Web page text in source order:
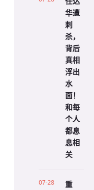
华遭
刺
杀，
背后
真相
浮出
水
面！
和每
个人
都息
息相
关
07-28
重